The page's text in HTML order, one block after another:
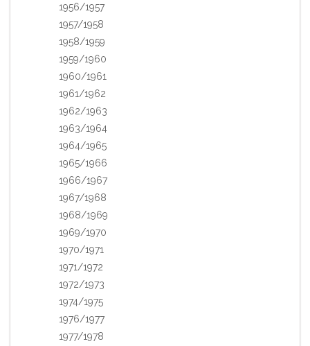
1956/1957
1957/1958
1958/1959
1959/1960
1960/1961
1961/1962
1962/1963
1963/1964
1964/1965
1965/1966
1966/1967
1967/1968
1968/1969
1969/1970
1970/1971
1971/1972
1972/1973
1974/1975
1976/1977
1977/1978